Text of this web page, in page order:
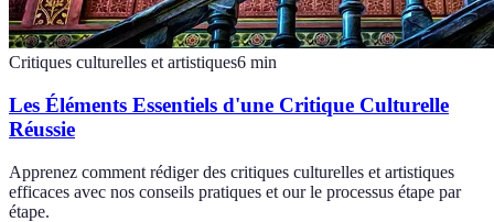
Critiques culturelles et artistiques6 min
Les Éléments Essentiels d'une Critique Culturelle
Réussie
Apprenez comment rédiger des critiques culturelles et artistiques
efficaces avec nos conseils pratiques et our le processus étape par
étape.